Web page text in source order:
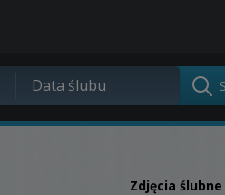
Zdjęcia ślubne